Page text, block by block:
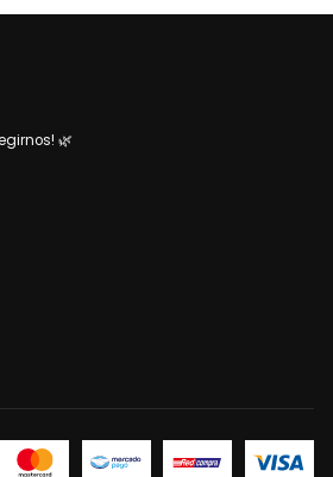
🌿